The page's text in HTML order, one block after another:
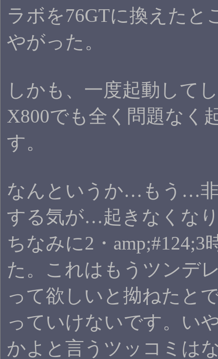
ラボを76GTに換えた
やがった。
しかも、一度起動して
X800でも全く問題なく
す。
なんというか…もう…
する気が…起きなくな
ちなみに2・amp;#124;3
た。これはもうツンデ
って欲しいと拗ねたと
っていけないです。い
かよと言うツッコミは